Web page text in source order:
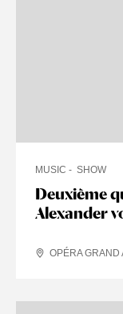
Deuxième
Alexander
MUSIC SHOW
OPÉRA GRAND